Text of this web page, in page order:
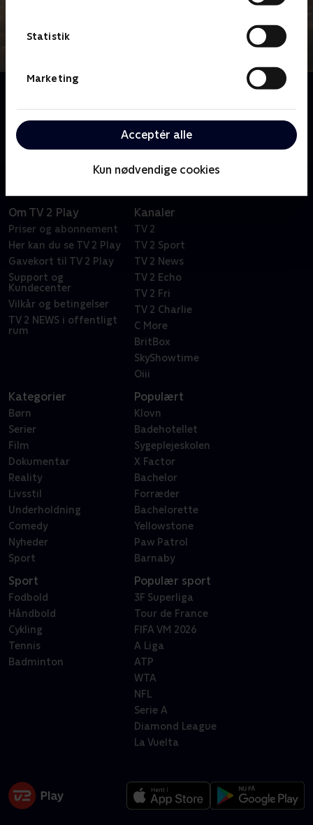
Statistik
Marketing
Acceptér alle
Kun nødvendige cookies
Om LasseMajas Detektivbureau (dansk tale)
Willis populære bøger. Anders Jansson spiller rollen
som Vestervomstrups politimester.
Om TV 2 Play
Priser og abonnement
Her kan du se TV 2 Play
Gavekort til TV 2 Play
Support og
Kundecenter
Vilkår og betingelser
TV 2 NEWS i offentligt
rum
Kanaler
TV 2
TV 2 Sport
TV 2 News
TV 2 Echo
TV 2 Fri
TV 2 Charlie
C More
BritBox
SkyShowtime
Oiii
Kategorier
Børn
Serier
Film
Dokumentar
Reality
Livsstil
Underholdning
Comedy
Nyheder
Sport
Populært
Klovn
Badehotellet
Sygeplejeskolen
X Factor
Bachelor
Forræder
Bachelorette
Yellowstone
Paw Patrol
Barnaby
Sport
Fodbold
Håndbold
Cykling
Tennis
Badminton
Populær sport
3F Superliga
Tour de France
FIFA VM 2026
A Liga
ATP
WTA
NFL
Serie A
Diamond League
La Vuelta